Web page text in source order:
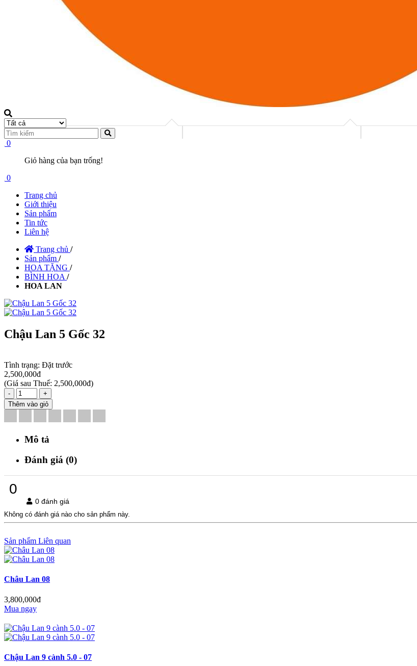
0
Giỏ hàng của bạn trống!
0
Trang chủ
Giới thiệu
Sản phẩm
Tin tức
Liên hệ
Trang chủ /
Sản phẩm /
HOA TẶNG /
BÌNH HOA /
HOA LAN
Chậu Lan 5 Gốc 32
Tình trạng: Đặt trước
2,500,000đ
(Giá sau Thuế: 2,500,000đ)
-
+
Thêm vào giỏ
Mô tả
Đánh giá (0)
0
0 đánh giá
Không có đánh giá nào cho sản phẩm này.
Sản phẩm Liên quan
Châu Lan 08
3,800,000đ
Mua ngay
Chậu Lan 9 cành 5.0 - 07